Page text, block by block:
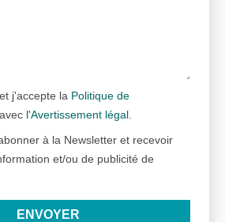
j'accepte la Politique de
avec l'Avertissement légal
à la Newsletter et recevoir
et/ou de publicité de
ENVOYER